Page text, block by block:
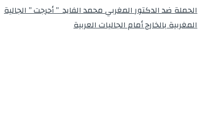
الحملة ضد الدكتور المغربي محمد الفايد ” أحرجت ” الجالية
المغربية بالخارج أمام الجاليات العربية